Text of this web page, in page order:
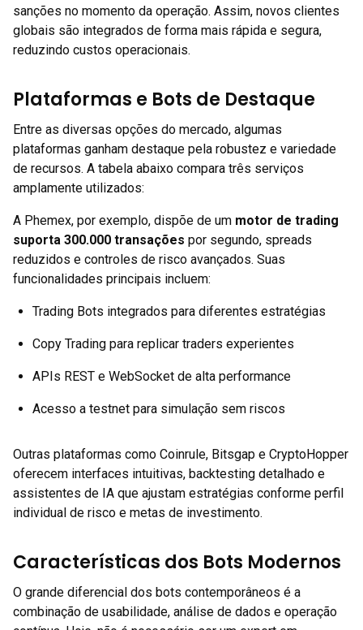
sanções no momento da operação. Assim, novos clientes
globais são integrados de forma mais rápida e segura,
reduzindo custos operacionais.
Plataformas e Bots de Destaque
Entre as diversas opções do mercado, algumas
plataformas ganham destaque pela robustez e variedade
de recursos. A tabela abaixo compara três serviços
amplamente utilizados:
A Phemex, por exemplo, dispõe de um motor de trading
suporta 300.000 transações por segundo, spreads
reduzidos e controles de risco avançados. Suas
funcionalidades principais incluem:
Trading Bots integrados para diferentes estratégias
Copy Trading para replicar traders experientes
APIs REST e WebSocket de alta performance
Acesso a testnet para simulação sem riscos
Outras plataformas como Coinrule, Bitsgap e CryptoHopper
oferecem interfaces intuitivas, backtesting detalhado e
assistentes de IA que ajustam estratégias conforme perfil
individual de risco e metas de investimento.
Características dos Bots Modernos
O grande diferencial dos bots contemporâneos é a
combinação de usabilidade, análise de dados e operação